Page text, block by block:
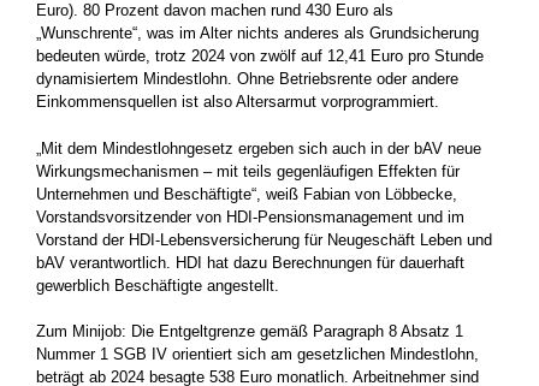
Euro). 80 ­Prozent davon machen rund 430 Euro als
„Wunschrente“, was im Alter nichts anderes als Grundsicherung
bedeuten würde, trotz 2024 von zwölf auf 12,41 Euro pro Stunde
dynamisiertem Mindestlohn. ­Ohne Betriebsrente oder andere
Einkommensquellen ist also Alters­armut vorprogrammiert.
„Mit dem Mindestlohngesetz ­ergeben sich auch in der bAV neue
Wirkungsmechanismen – mit teils gegenläufigen Effekten für
Unternehmen und Beschäftigte“, weiß Fabian von Löbbecke,
Vorstandsvorsitzender von HDI-Pen­sionsmanagement und im
Vorstand der HDI-Lebensversicherung für Neugeschäft Leben und
bAV verantwortlich. HDI hat dazu ­Berechnungen für dauerhaft
gewerblich Beschäftigte angestellt.
Zum Minijob: Die Entgeltgrenze gemäß Paragraph 8 Absatz 1
Nummer 1 SGB IV orientiert sich am gesetzlichen Mindestlohn,
beträgt ab 2024 besagte 538 Euro monatlich. Arbeitnehmer sind